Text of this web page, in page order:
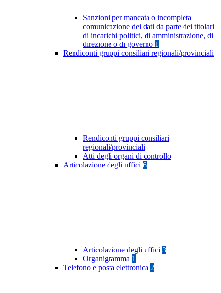
Sanzioni per mancata o incompleta
comunicazione dei dati da parte dei titolari
di incarichi politici, di amministrazione, di
direzione o di governo 1
Rendiconti gruppi consiliari regionali/provinciali
Rendiconti gruppi consiliari
regionali/provinciali
Atti degli organi di controllo
Articolazione degli uffici 6
Articolazione degli uffici 3
Organigramma 1
Telefono e posta elettronica 2